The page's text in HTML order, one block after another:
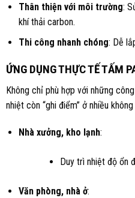
Thân thiện với môi trường:
khí thải carbon.
Thi công nhanh chóng: Dễ
ỨNG DỤNG THỰC TẾ TẤM
Không chỉ phù hợp với những
nhiệt còn “ghi điểm” ở nhiều
Nhà xưởng, kho lạnh:
Duy trì nhiệt độ ổn
Văn phòng, nhà ở: